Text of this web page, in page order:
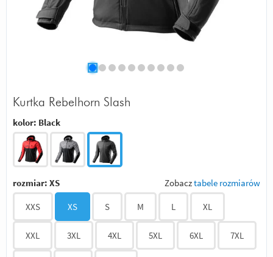
Kurtka Rebelhorn Slash
kolor: Black
rozmiar: XS Zobacztabele rozmiarów
XXS XS S M L XL
XXL 3XL 4XL 5XL 6XL 7XL